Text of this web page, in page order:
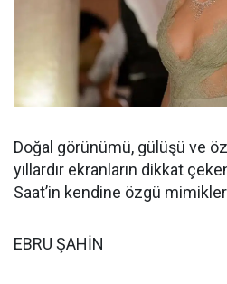
Doğal görünümü, gülüşü ve
yıllardır ekranların dikkat
Saat’in kendine özgü mimikleri
EBRU ŞAHİN